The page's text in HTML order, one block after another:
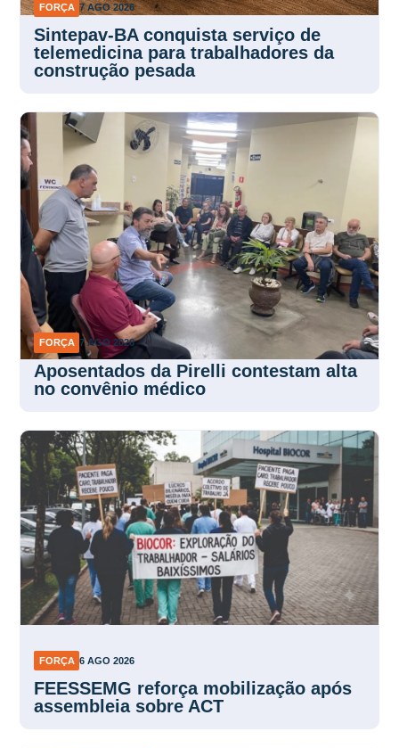
FORÇA 7 AGO 2026
Sintepav-BA conquista serviço de
telemedicina para trabalhadores da
construção pesada
FORÇA 7 AGO 2026
Aposentados da Pirelli contestam alta
no convênio médico
FORÇA 6 AGO 2026
FEESSEMG reforça mobilização após
assembleia sobre ACT